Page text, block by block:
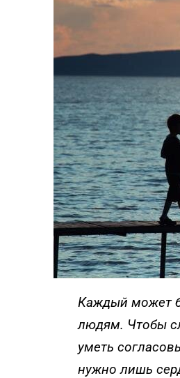
Каждый может
людям. Чтобы
уметь
нужно лишь
Тест
Онлайн
ПРОЙТИ